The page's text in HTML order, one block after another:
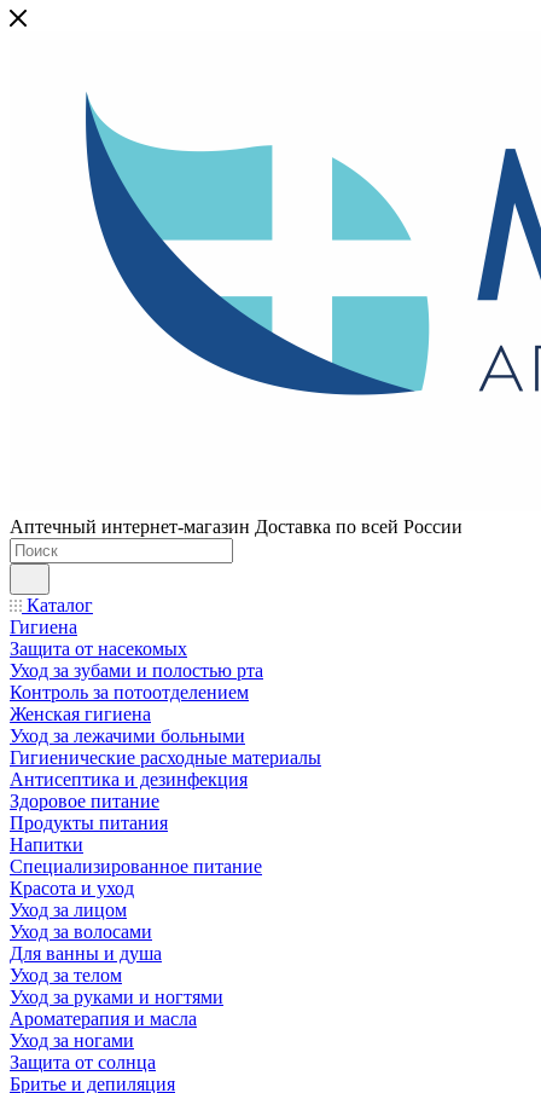
Аптечный интернет-магазин Доставка по всей России
Каталог
Гигиена
Защита от насекомых
Уход за зубами и полостью рта
Контроль за потоотделением
Женская гигиена
Уход за лежачими больными
Гигиенические расходные материалы
Антисептика и дезинфекция
Здоровое питание
Продукты питания
Напитки
Специализированное питание
Красота и уход
Уход за лицом
Уход за волосами
Для ванны и душа
Уход за телом
Уход за руками и ногтями
Ароматерапия и масла
Уход за ногами
Защита от солнца
Бритье и депиляция